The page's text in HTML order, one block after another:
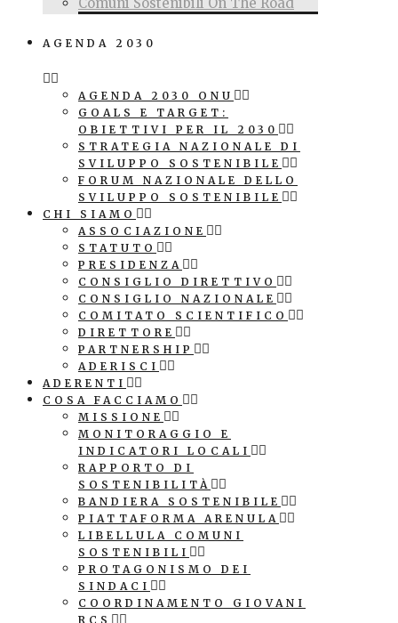
AGENDA 2030
AGENDA 2030 ONU
GOALS E TARGET:
OBIETTIVI PER IL 2030
STRATEGIA NAZIONALE DI
SVILUPPO SOSTENIBILE
FORUM NAZIONALE DELLO
SVILUPPO SOSTENIBILE
CHI SIAMO
ASSOCIAZIONE
STATUTO
PRESIDENZA
CONSIGLIO DIRETTIVO
CONSIGLIO NAZIONALE
COMITATO SCIENTIFICO
DIRETTORE
PARTNERSHIP
ADERISCI
ADERENTI
COSA FACCIAMO
MISSIONE
MONITORAGGIO E
INDICATORI LOCALI
RAPPORTO DI
SOSTENIBILITÀ
BANDIERA SOSTENIBILE
PIATTAFORMA ARENULA
LIBELLULA COMUNI
SOSTENIBILI
PROTAGONISMO DEI
SINDACI
COORDINAMENTO GIOVANI
RCS